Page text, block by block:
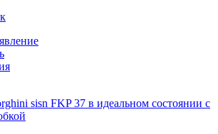
sisn FKP 37 в идеальном состоянии с